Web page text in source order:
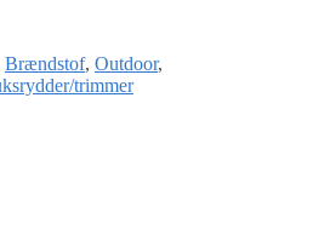
Brændstof, Outdoor,
trimmer